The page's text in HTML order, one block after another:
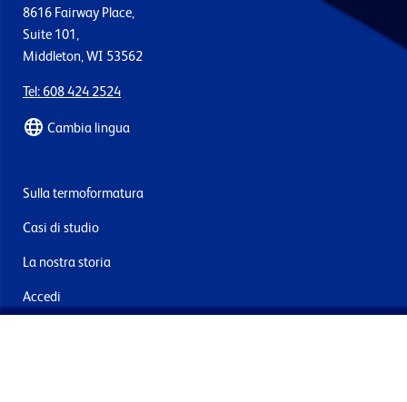
8616 Fairway Place,
Suite 101,
Middleton, WI 53562
Tel: 608 424 2524
Cambia lingua
Sulla termoformatura
Casi di studio
La nostra storia
Accedi